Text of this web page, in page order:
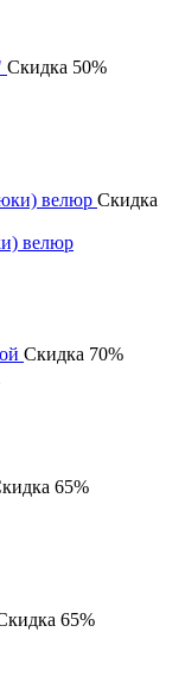
Скидка 50%
Скидка
велюр
Скидка 70%
65%
65%